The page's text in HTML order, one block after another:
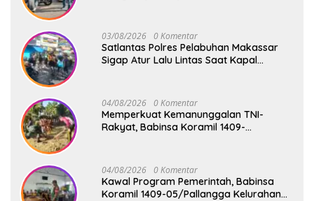
03/08/2026 0 Komentar
Satlantas Polres Pelabuhan Makassar
Sigap Atur Lalu Lintas Saat Kapal
04/08/2026 0 Komentar
Memperkuat Kemanunggalan TNI-
Rakyat, Babinsa Koramil 1409-
04/08/2026 0 Komentar
Kawal Program Pemerintah, Babinsa
Koramil 1409-05/Pallangga Kelurahan